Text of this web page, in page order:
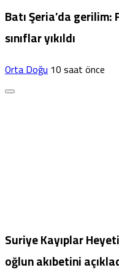
Batı Şeria’da
sınıflar yıkıldı
Orta Doğu10 saat önce
Suriye Kayıplar
oğlun akıbetini